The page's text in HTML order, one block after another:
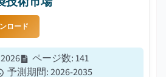
ロード
ページ数:141
予測期間:2026-2035